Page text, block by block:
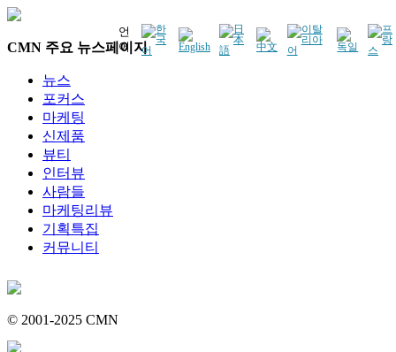
언
어
CMN 주요 뉴스페이지
뉴스
포커스
마케팅
신제품
뷰티
인터뷰
사람들
마케팅리뷰
기획특집
커뮤니티
© 2001-2025 CMN